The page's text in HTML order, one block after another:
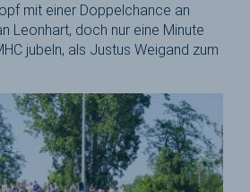
mit einer Doppelchance an
Leonhart, doch nur eine Minute
jubeln, als Justus Weigand zum